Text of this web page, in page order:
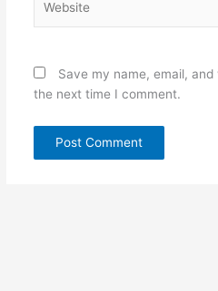
Save my name, email,
the next time I comment.